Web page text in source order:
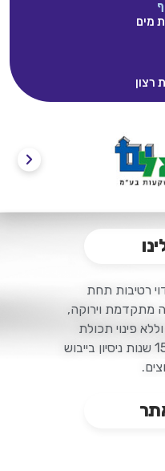
מים
רצון
רטיבות תחת
מתקדמת וירוקה,
פינוי תכולת
הדירה והדיירים. לסופר דריי 15 שנות ניסיון בייבוש